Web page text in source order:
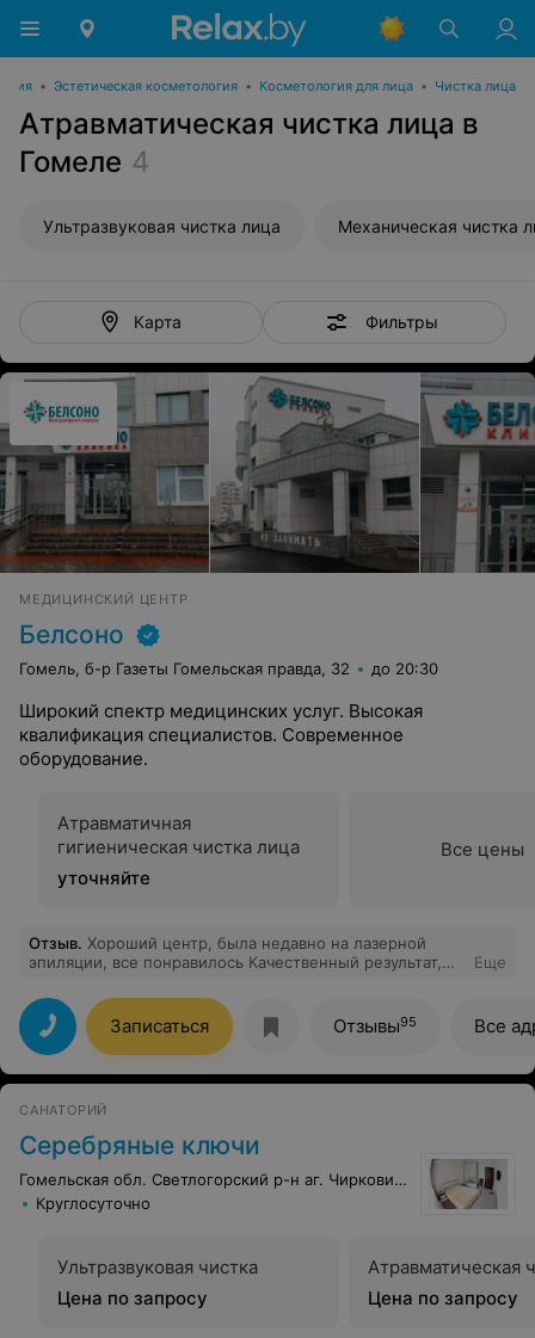
• Эстетическая косметология • Косметология для лица • Чистка лица
Атравматическая чистка лица в
Гомеле 4
Ультразвуковая чистка лица Механическая чистка
Карта Фильтры
МЕДИЦИНСКИЙ ЦЕНТР
Белсоно
Гомель, б-р Газеты Гомельская правда, 32 до 20:30
Широкий спектр медицинских услуг. Высокая
квалификация специалистов. Современное
оборудование.
Атравматичная
гигиеническая чистка лица
уточняйте
Все цены
Отзыв. Хороший центр, была недавно на лазерной
эпиляции, все понравилось Качественный результат,
высшем уровне.
Еще
Записаться Отзывы95 Все
САНАТОРИЙ
Серебряные ключи
Гомельская обл. Светлогорский р-н аг. Чирковичи
Круглосуточно
Ультразвуковая чистка
Цена по запросу
Атравматическая
Цена по запросу